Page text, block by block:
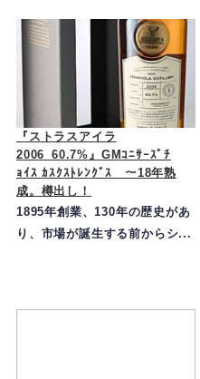
『ストラスアイラ
2006_60.7%』GMｺﾆｻｰｽﾞﾁ
ｮｲｽ ｶｽｸｽﾄﾚﾝｸﾞｽ ～18年熟
成。樽出し！
1895年創業、130年の歴史があ
り、市場が誕生する前からシ...